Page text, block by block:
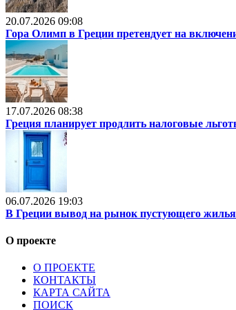
20.07.2026 09:08
Гора Олимп в Греции претендует на
17.07.2026 08:38
Греция планирует продлить налоговые
06.07.2026 19:03
В Греции вывод на рынок пустующего жилья
О проекте
О ПРОЕКТЕ
КОНТАКТЫ
КАРТА САЙТА
ПОИСК